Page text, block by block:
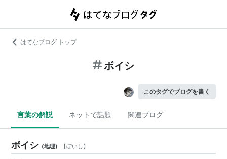
はてなブログ トップ
ボイシ
このタグでブログを書く
言葉の解説 ネットで話題 関連ブログ
ボイシ (地理) 【ぼいし 】